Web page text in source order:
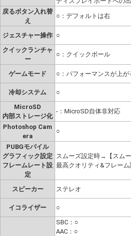
戻るボタン入れ替
え
○：デフォルトは右
ジェスチャー操作 ○
クイックランチャ
ー
○：クイックボール
ゲームモード ○：パフォーマンスが上
冷却システム
○
MicroSD
内部ストレージ化
-：MicroSD自体非対応
Photoshop Cam
era
○
PUBGモバイル
グラフィック設定
フレームレート設
定
スムーズ設定時→【スムー
最高クオリティ&フレー
スピーカー ステレオ
イコライザー ○
SBC：○
AAC：○